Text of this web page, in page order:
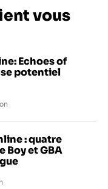
vous
Echoes of
potentiel
: quatre
Boy et GBA